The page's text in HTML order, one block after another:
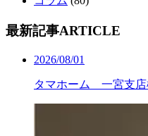
最新記事ARTICLE
2026/08/01
タマホーム 一宮支